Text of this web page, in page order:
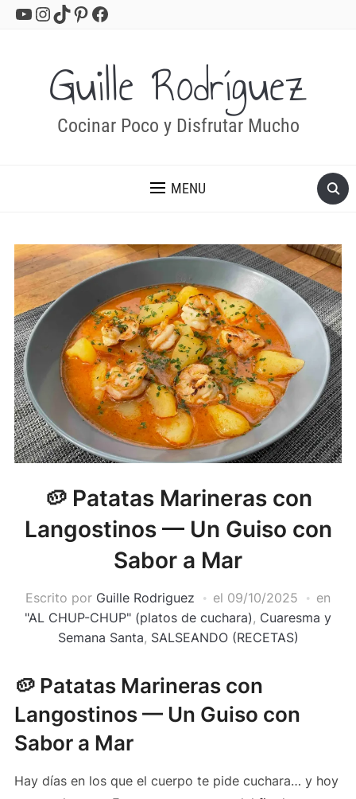
YouTube
Instagram
TikTok
Pinterest
Facebook
Guille Rodríguez
Cocinar Poco y Disfrutar Mucho
MENU
🥔 Patatas Marineras con
Langostinos — Un Guiso con
Sabor a Mar
Escrito por Guille Rodriguez el 09/10/2025
en
"AL CHUP-CHUP" (platos de cuchara) , Cuaresma y
Semana Santa, SALSEANDO (RECETAS)
🥔 Patatas Marineras con
Langostinos — Un Guiso con
Sabor a Mar
Hay días en los que el cuerpo te pide cuchara… y hoy